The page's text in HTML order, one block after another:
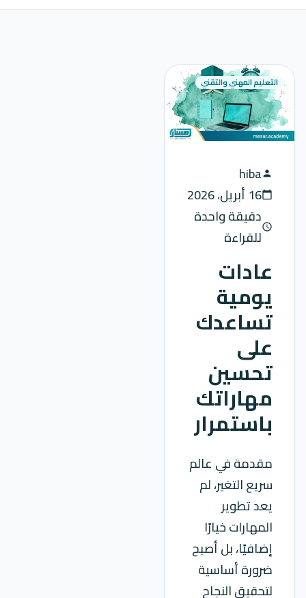
التعليم المهني والتقني
person
hiba
calendar_today16 أبريل، 2026
scheduleدقيقة واحدة
للقراءة
عادات
يومية
تساعدك
على
تحسين
مهاراتك
باستمرار
مقدمة في عالم
سريع التغير، لم
يعد تطوير
المهارات خيارًا
إضافيًا، بل أصبح
ضرورة أساسية
لتحقيق النجاح